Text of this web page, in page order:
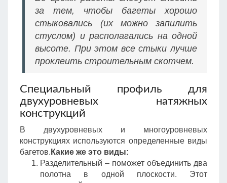
за тем, чтобы багеты хорошо
стыковались (их можно запилить
стуслом) и располагались на одной
высоте. При этом все стыки лучше
проклеить строительным скотчем.
Специальный профиль для
двухуровневых натяжных
конструкций
В двухуровневых и многоуровневых
конструкциях используются определенные виды
багетов. Какие же это виды:
Разделительный – поможет объединить два
полотна в одной плоскости. Этот